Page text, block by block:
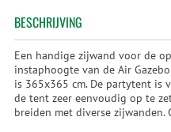
BESCHRIJVING
Een handige zijwand voor de
instaphoogte van de Air
is 365x365 cm. De partytent is
de tent zeer eenvoudig op te
breiden met diverse zijwanden.